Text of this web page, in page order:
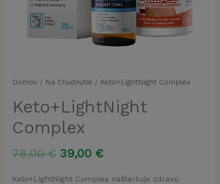
Domov / Na Chudnutie / Keto+LightNight Complex
Keto+LightNight
Complex
78,00€ Pôvodná
cena
39,00 €Aktuálna
cena
Keto+LightNight Complex naštartuje zdravú